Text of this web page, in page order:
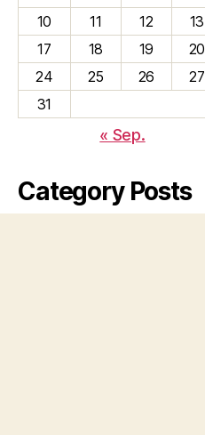
10
11 12 13
17
18 19 20
24
25 26 27
31
« Sep.
Category Posts